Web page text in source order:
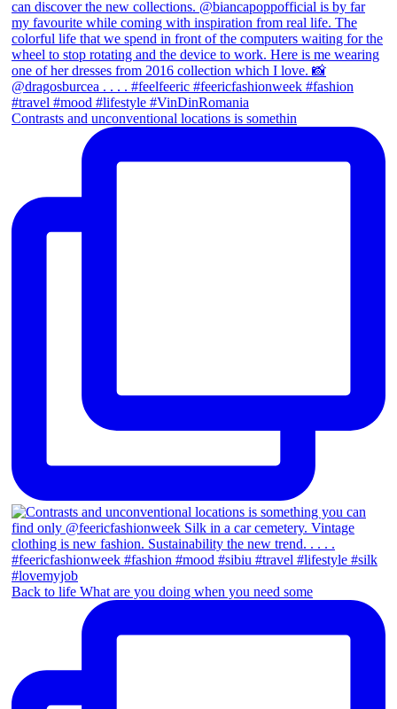
Contrasts and unconventional locations is somethin
Back to life What are you doing when you need some